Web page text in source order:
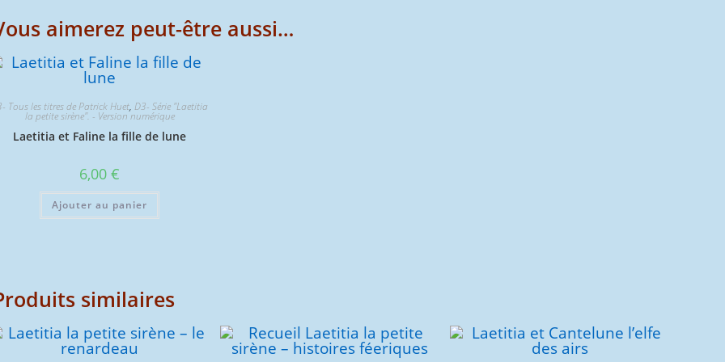
aimerez peut-être aussi…
Tous les titres de Patrick Huet,D3- Série "Laetitia
la petite sirène". - Version numérique
Laetitia et Faline la fille de lune
6,00€
Ajouter au panier
similaires